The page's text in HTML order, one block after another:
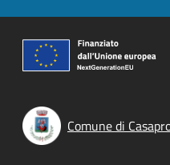
Comune di